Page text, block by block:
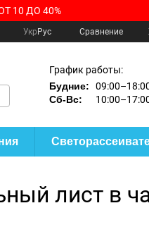
10 ДО 40%
Укр Рус Сравнение
График работы:
Будние:
Сб-Вс:
лист в